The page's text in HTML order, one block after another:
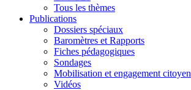
Tous les thèmes
Publications
Dossiers spéciaux
Baromètres et Rapports
Fiches pédagogiques
Sondages
Mobilisation et engagement citoyen
Vidéos